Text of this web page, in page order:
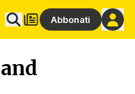
Abbonati